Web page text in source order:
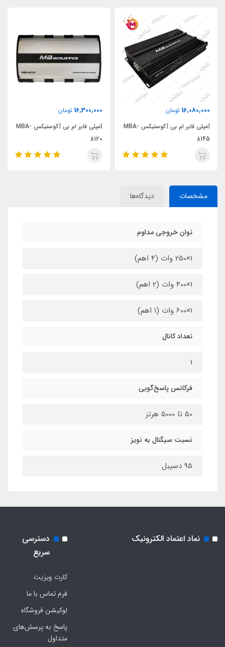
16,080,000 تومان
آمپلی فایر ام بی آکوستیکس MBA-
8145
16,300,000 تومان
آمپلی فایر ام بی آکوستیکس MBA-
8120
مشخصات دیدگاه‌ها
توان خروجی مداوم
1×250 وات (4 اهم)
1×400 وات (2 اهم)
1×600 وات (1 اهم)
تعداد کانال
1
فرکانس پاسخ‌گویی
50 تا 5000 هرتز
نسبت سیگنال به نویز
95 دسیبل
نماد اعتماد الکترونیک
دسترسی
سریع
کارت ویزیت
فرم تماس با ما
لوکیشن فروشگاه
پاسخ به پرسش‌های
متداول